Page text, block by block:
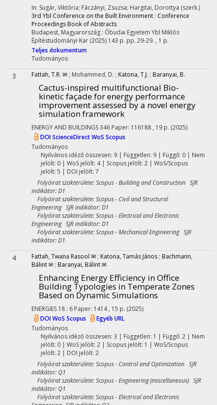
In: Sugár, Viktória; Fáczányi, Zsuzsa; Hargitai, Dorottya (szerk.)
3rd Ybl Conference on the Built Environment : Conference
Proceedings Book of Abstracts
Budapest, Magyarország : Óbudai Egyetem Ybl Miklós
Építéstudományi Kar (2025) 143 p. pp. 29-29. , 1 p.
Teljes dokumentum
Tudományos
3 Fattah, T.R. ✉ ; Mohammed, D. ; Katona, T.J. ; Baranyai, B.
Cactus-inspired multifunctional Bio-
kinetic façade for energy performance
improvement assessed by a novel energy
simulation framework
ENERGY AND BUILDINGS346 Paper: 116188 , 19 p. (2025)
DOIScienceDirectWoS Scopus
Tudományos
Nyilvános idéző összesen: 9| Független: 9 | Függő: 0 | Nem
jelölt: 0 | WoS jelölt: 4 | Scopus jelölt: 2 | WoS/Scopus
jelölt: 5 | DOI jelölt: 7
Folyóirat szakterülete: Scopus - Building and Construction SJR
indikátor: D1
Folyóirat szakterülete: Scopus - Civil and Structural
Engineering SJR indikátor: D1
Folyóirat szakterülete: Scopus - Electrical and Electronic
Engineering SJR indikátor: D1
Folyóirat szakterülete: Scopus - Mechanical Engineering SJR
indikátor: D1
4 Fattah, Twana Rasool ✉ ; Katona, Tamás János ; Bachmann,
Bálint ✉ ; Baranyai, Bálint ✉
Enhancing Energy Efficiency in Office
Building Typologies in Temperate Zones
Based on Dynamic Simulations
ENERGIES 18 : 6 Paper: 1414 , 15 p. (2025)
DOIWoS Scopus
Egyéb URL
Tudományos
Nyilvános idéző összesen: 3 | Független: 1 | Függő: 2 | Nem
jelölt: 0 | WoS jelölt: 2 | Scopus jelölt: 1 | WoS/Scopus
jelölt: 2 | DOI jelölt: 2
Folyóirat szakterülete: Scopus - Control and Optimization SJR
indikátor: Q1
Folyóirat szakterülete: Scopus - Engineering (miscellaneous) SJR
indikátor: Q1
Folyóirat szakterülete: Scopus - Electrical and Electronic